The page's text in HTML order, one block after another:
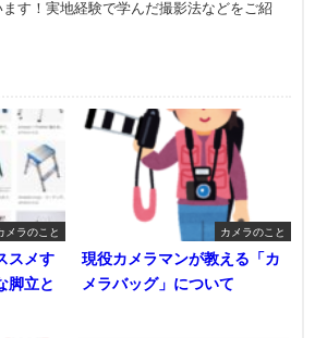
す！実地経験で学んだ撮影法などをご紹
メラのこと
スメす
脚立と
カメラのこと
現役カメラマンが教える「カ
メラバッグ」について